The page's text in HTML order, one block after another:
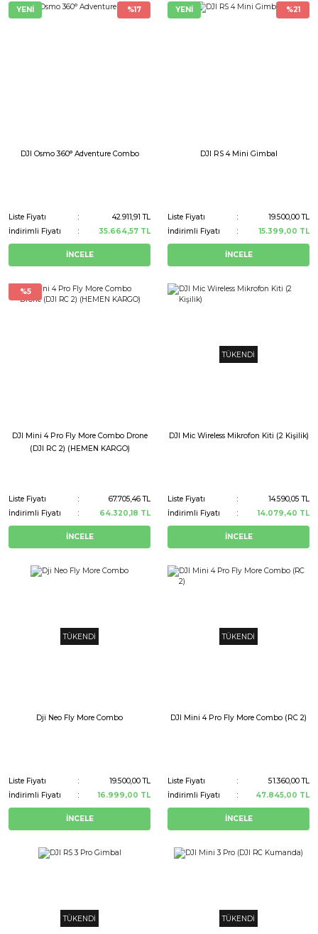
YENİ %17
DJI Osmo 360° Adventure Combo
Liste Fiyatı
42.911,91 TL
İndirimli Fiyatı
35.664,57 TL
İNCELE
YENİ %21
DJI RS 4 Mini Gimbal
Liste Fiyatı
19.500,00 TL
İndirimli Fiyatı
15.399,00 TL
İNCELE
%5
DJI Mini 4 Pro Fly More Combo Drone
(DJI RC 2) (HEMEN KARGO)
Liste Fiyatı
67.705,46 TL
İndirimli Fiyatı
64.320,18 TL
İNCELE
TÜKENDİ
DJI Mic Wireless Mikrofon Kiti (2 Kişilik)
Liste Fiyatı
14.590,05 TL
İndirimli Fiyatı
14.079,40 TL
İNCELE
TÜKENDİ
Dji Neo Fly More Combo
Liste Fiyatı
19.500,00 TL
İndirimli Fiyatı
16.999,00 TL
İNCELE
TÜKENDİ
DJI Mini 4 Pro Fly More Combo (RC 2)
Liste Fiyatı
51.360,00 TL
İndirimli Fiyatı
47.845,00 TL
İNCELE
TÜKENDİ TÜKENDİ